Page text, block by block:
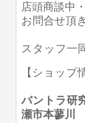
店頭商談中
お問合せ頂
スタッフ一
【ショップ
バントラ研
瀬市本蓼川